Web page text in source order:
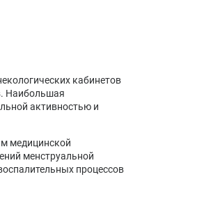
кабинетов
Наибольшая
активностью и
медицинской
менструальной
процессов